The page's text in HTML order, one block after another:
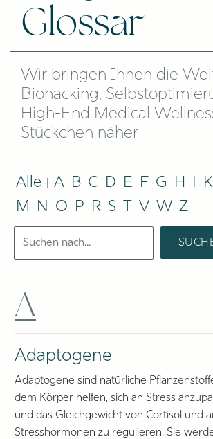
Glossar
Wir bringen Ihnen die
Biohacking,
High-End Medical
Stückchen näher
Alle A B C D E F G H I K
M
N O P R S T V W Z
A
Adaptogene
Adaptogene sind natürliche
dem Körper helfen, sich an Stress
und das Gleichgewicht von Cortisol und
Stresshormonen zu regulieren. Sie